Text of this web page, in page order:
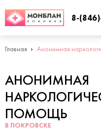
8-
Главная Анонимная
АНОНИМНАЯ
ПОМОЩЬ
В ПОКРОВСКЕ